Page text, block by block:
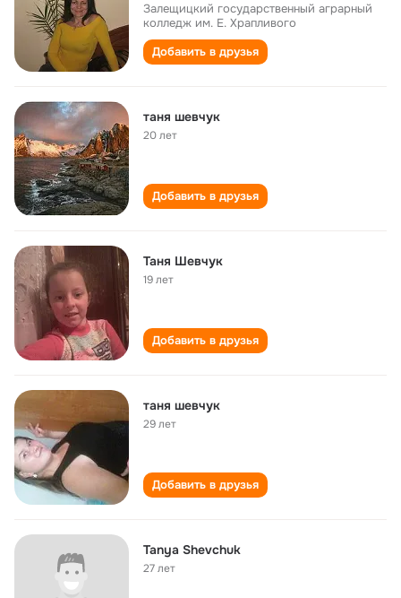
Залещицкий государственный аграрный
колледж им. Е. Храпливого
Добавить в друзья
таня шевчук
20 лет
Добавить в друзья
Таня Шевчук
19 лет
Добавить в друзья
таня шевчук
29 лет
Добавить в друзья
Tanya Shevchuk
27 лет